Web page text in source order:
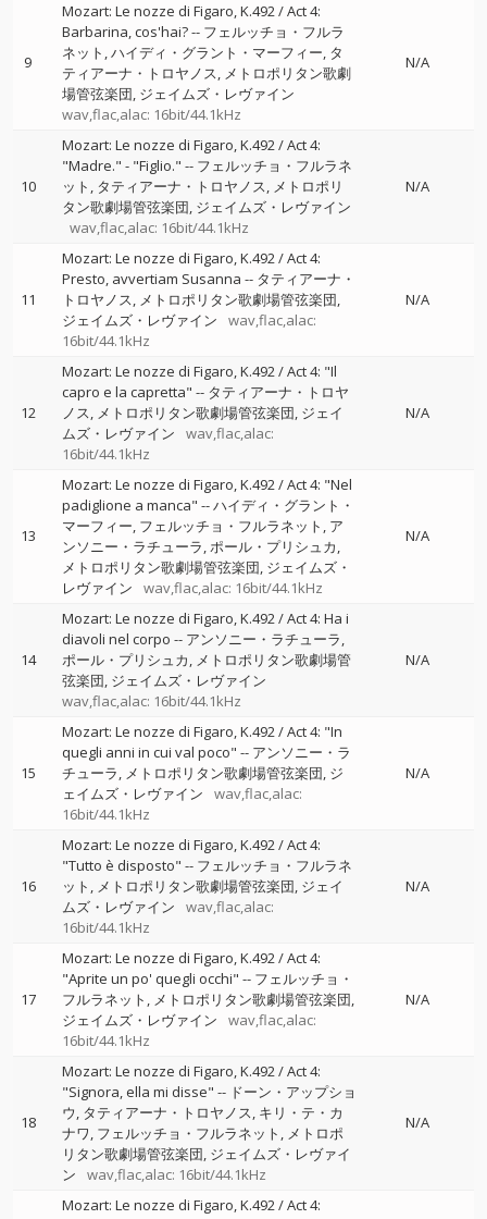
9
Mozart: Le nozze di Figaro, K.492 / Act 4:
Barbarina, cos'hai?-- フェルッチョ・フルラ
ネット ハイディ・グラント・マーフィー タ
ティアーナ・トロヤノス メトロポリタン歌劇
場管弦楽団 ジェイムズ・レヴァイン
wav,flac,alac: 16bit/44.1kHz
N/A
10
Mozart: Le nozze di Figaro, K.492 / Act 4:
"Madre." - "Figlio." -- フェルッチョ・フルラネ
ット タティアーナ・トロヤノス メトロポリ
タン歌劇場管弦楽団 ジェイムズ・レヴァイン
wav,flac,alac: 16bit/44.1kHz
N/A
11
Mozart: Le nozze di Figaro, K.492 / Act 4:
Presto, avvertiam Susanna -- タティアーナ・
トロヤノス メトロポリタン歌劇場管弦楽団
ジェイムズ・レヴァイン
wav,flac,alac:
16bit/44.1kHz
N/A
12
Mozart: Le nozze di Figaro, K.492 / Act 4: "Il
capro e la capretta" -- タティアーナ・トロヤ
ノス メトロポリタン歌劇場管弦楽団 ジェイ
ムズ・レヴァイン
wav,flac,alac:
16bit/44.1kHz
N/A
13
Mozart: Le nozze di Figaro, K.492 / Act 4: "Nel
padiglione a manca" --ハイディ・グラント・
マーフィー フェルッチョ・フルラネット ア
ンソニー・ラチューラ ポール・プリシュカ
メトロポリタン歌劇場管弦楽団 ジェイムズ・
レヴァイン
wav,flac,alac: 16bit/44.1kHz
N/A
14
Mozart: Le nozze di Figaro, K.492 / Act 4: Ha i
diavoli nel corpo -- アンソニー・ラチューラ
ポール・プリシュカ メトロポリタン歌劇場管
弦楽団 ジェイムズ・レヴァイン
wav,flac,alac: 16bit/44.1kHz
N/A
15
Mozart: Le nozze di Figaro, K.492 / Act 4: "In
quegli anni in cui val poco" -- アンソニー・ラ
チューラ メトロポリタン歌劇場管弦楽団 ジ
ェイムズ・レヴァイン
wav,flac,alac:
16bit/44.1kHz
N/A
16
Mozart: Le nozze di Figaro, K.492 / Act 4:
"Tutto è disposto" -- フェルッチョ・フルラネ
ット
メトロポリタン歌劇場管弦楽団 ジェイ
ムズ・レヴァイン
wav,flac,alac:
16bit/44.1kHz
N/A
17
Mozart: Le nozze di Figaro, K.492 / Act 4:
"Aprite un po' quegli occhi" -- フェルッチョ・
フルラネット
メトロポリタン歌劇場管弦楽団
ジェイムズ・レヴァイン
wav,flac,alac:
16bit/44.1kHz
N/A
18
Mozart: Le nozze di Figaro, K.492 / Act 4:
"Signora, ella mi disse" -- ドーン・アップショ
ウ タティアーナ・トロヤノス キリ・テ・カ
ナワ フェルッチョ・フルラネット
メトロポ
リタン歌劇場管弦楽団 ジェイムズ・レヴァイ
ン
wav,flac,alac: 16bit/44.1kHz
N/A
Mozart: Le nozze di Figaro, K.492 / Act 4: